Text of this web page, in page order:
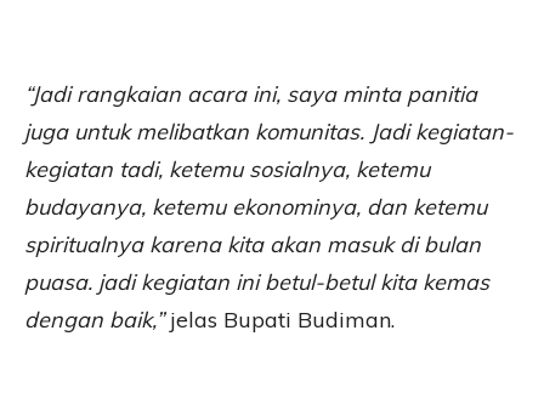
“Jadi rangkaian acara ini, saya minta panitia
juga untuk melibatkan komunitas. Jadi kegiatan-
kegiatan tadi, ketemu sosialnya, ketemu
budayanya, ketemu ekonominya, dan ketemu
spiritualnya karena kita akan masuk di bulan
puasa. jadi kegiatan ini betul-betul kita kemas
dengan baik,”jelas Bupati Budiman.